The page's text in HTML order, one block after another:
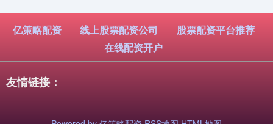
亿策略配资 线上股票配资公司
股票配资平台推荐
在线配资开户
友情链接：